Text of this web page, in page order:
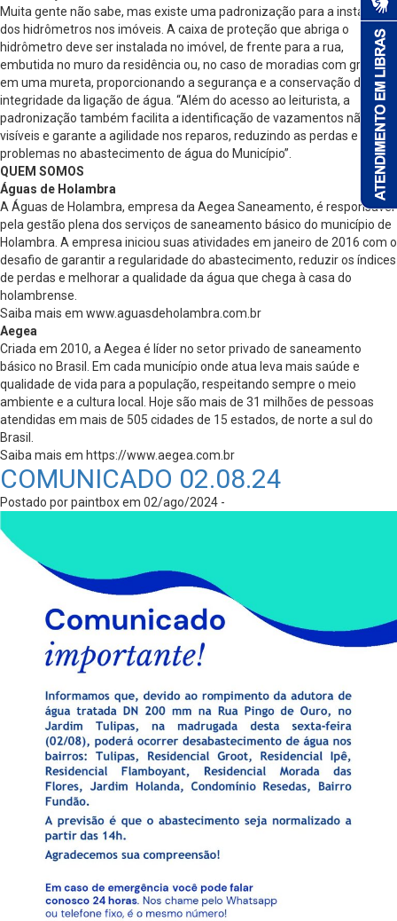
Muita gente não sabe, mas existe uma padronização para a instalação
dos hidrômetros nos imóveis. A caixa de proteção que abriga o
hidrômetro deve ser instalada no imóvel, de frente para a rua,
embutida no muro da residência ou, no caso de moradias com grades,
em uma mureta, proporcionando a segurança e a conservação da
integridade da ligação de água. “Além do acesso ao leiturista, a
padronização também facilita a identificação de vazamentos não
visíveis e garante a agilidade nos reparos, reduzindo as perdas e
problemas no abastecimento de água do Município”.
QUEM SOMOS
Águas de Holambra
A Águas de Holambra, empresa da Aegea Saneamento, é responsável
pela gestão plena dos serviços de saneamento básico do município de
Holambra. A empresa iniciou suas atividades em janeiro de 2016 com o
desafio de garantir a regularidade do abastecimento, reduzir os índices
de perdas e melhorar a qualidade da água que chega à casa do
holambrense.
Saiba mais em www.aguasdeholambra.com.br
Aegea
Criada em 2010, a Aegea é líder no setor privado de saneamento
básico no Brasil. Em cada município onde atua leva mais saúde e
qualidade de vida para a população, respeitando sempre o meio
ambiente e a cultura local. Hoje são mais de 31 milhões de pessoas
atendidas em mais de 505 cidades de 15 estados, de norte a sul do
Brasil.
Saiba mais em https://www.aegea.com.br
COMUNICADO 02.08.24
Postado por paintbox em 02/ago/2024 -